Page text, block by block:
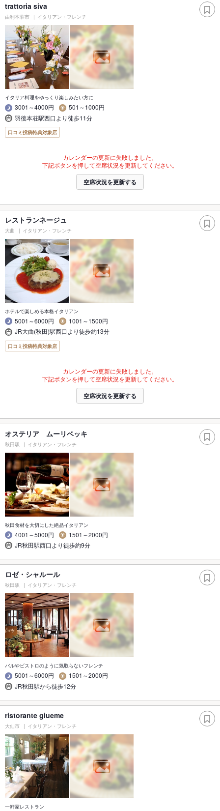
trattoria siva
由利本荘市 イタリアン・フレンチ
イタリア料理をゆっくり楽しみたい方に
3001～4000円
501～1000円
羽後本荘駅西口より徒歩11分
口コミ投稿特典対象店
カレンダーの更新に失敗しました。
下記ボタンを押して空席状況を更新してください。
空席状況を更新する
レストランネージュ
大曲 イタリアン・フレンチ
ホテルで楽しめる本格イタリアン
5001～6000円
1001～1500円
JR大曲(秋田)駅西口より徒歩約13分
口コミ投稿特典対象店
カレンダーの更新に失敗しました。
下記ボタンを押して空席状況を更新してください。
空席状況を更新する
オステリア ムーリベッキ
秋田駅 イタリアン・フレンチ
秋田食材を大切にした絶品イタリアン
4001～5000円
1501～2000円
JR秋田駅西口より徒歩約9分
ロゼ・シャルール
秋田駅 イタリアン・フレンチ
バルやビストロのように気取らないフレンチ
5001～6000円
1501～2000円
JR秋田駅から徒歩12分
ristorante giueme
大仙市 イタリアン・フレンチ
一軒家レストラン